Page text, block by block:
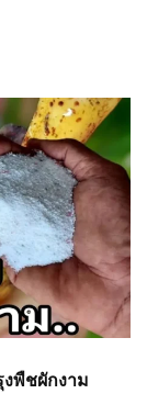
งพืชผักงาม